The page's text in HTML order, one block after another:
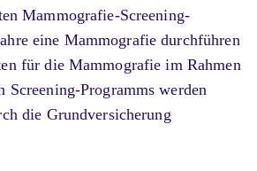
Mammografie-Screening-
eine Mammografie durchführen
für die Mammografie im Rahmen
Screening-Programms werden
die Grundversicherung